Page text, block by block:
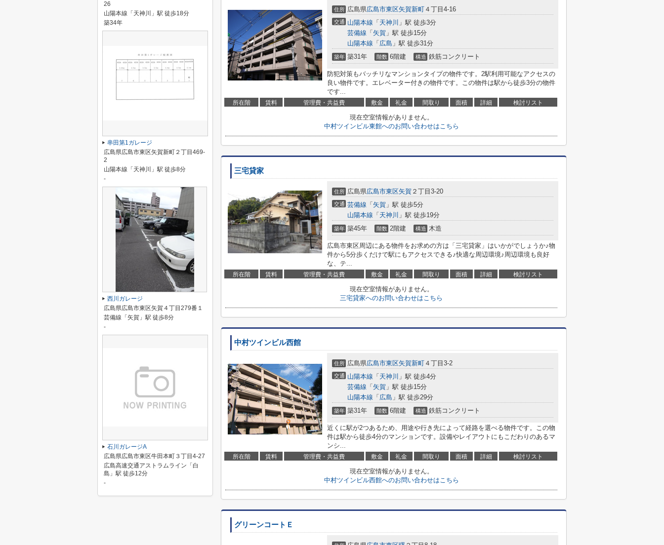
住所 広島県広島市東区矢賀新町 ４丁目4-16
交通 山陽本線 「 天神川 」駅 徒歩3分
芸備線 「 矢賀 」駅 徒歩15分
山陽本線 「 広島 」駅 徒歩31分
築年 築31年 階数 6階建 構造 鉄筋コンクリート
防犯対策もバッチリなマンションタイプの物件です。2駅利用可能なアクセスの
良い物件です。エレベーター付きの物件です。この物件は駅から徒歩3分の物件
です...
所在階 賃料 管理費・共益費 敷金 礼金 間取り 面積 詳細 検討リスト
現在空室情報がありません。
中村ツインビル東館へのお問い合わせはこちら
三宅貸家
住所 広島県広島市東区矢賀 ２丁目3-20
交通 芸備線 「 矢賀 」駅 徒歩5分
山陽本線 「 天神川 」駅 徒歩19分
築年 築45年 階数 2階建 構造 木造
広島市東区周辺にある物件をお求めの方は「三宅貸家」はいかがでしょうか♪物
件から5分歩くだけで駅にもアクセスできる♪快適な周辺環境♪周辺環境も良好
な、テ...
所在階 賃料 管理費・共益費 敷金 礼金 間取り 面積 詳細 検討リスト
現在空室情報がありません。
三宅貸家へのお問い合わせはこちら
中村ツインビル西館
住所 広島県広島市東区矢賀新町 ４丁目3-2
交通 山陽本線 「 天神川 」駅 徒歩4分
芸備線 「 矢賀 」駅 徒歩15分
山陽本線 「 広島 」駅 徒歩29分
築年 築31年 階数 6階建 構造 鉄筋コンクリート
近くに駅が2つあるため、用途や行き先によって経路を選べる物件です。この物
件は駅から徒歩4分のマンションです。設備やレイアウトにもこだわりのあるマ
ンシ...
所在階 賃料 管理費・共益費 敷金 礼金 間取り 面積 詳細 検討リスト
現在空室情報がありません。
中村ツインビル西館へのお問い合わせはこちら
グリーンコートＥ
26
山陽本線「天神川」駅 徒歩18分
築34年
串田第1ガレージ
広島県広島市東区矢賀新町２丁目469-
2
山陽本線「天神川」駅 徒歩8分
-
西川ガレージ
広島県広島市東区矢賀４丁目279番１
芸備線「矢賀」駅 徒歩8分
-
石川ガレージA
広島県広島市東区牛田本町３丁目4-27
広島高速交通アストラムライン「白
島」駅 徒歩12分
-